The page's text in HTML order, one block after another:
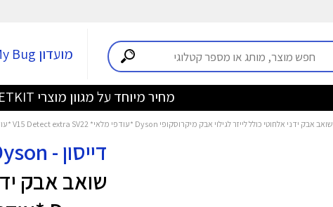
מועדון My Bug
מחיר מיוחד על מגוון מוצרי PETKIT לחברי מועדון >>
שואב אבק ידני אלחוטי כולל לייזר לגילוי אבק מיקרוסקופי Dyson *עודפי מלאי* V15 Detect extra SV22 *עודפי מלאי* דייסון - Dyson
דייסון - Dyson
שואב אבק